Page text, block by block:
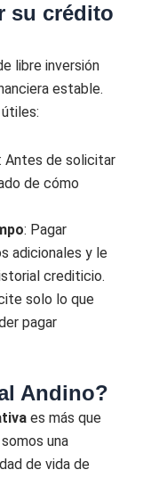
su crédito
libre inversión
estable.
: Antes de solicitar
de cómo
: Pagar
adicionales y le
crediticio.
solo lo que
pagar
Andino?
es más que
una
de vida de